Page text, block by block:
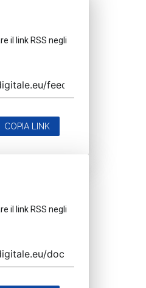
il link RSS negli
COPIA LINK
il link RSS negli